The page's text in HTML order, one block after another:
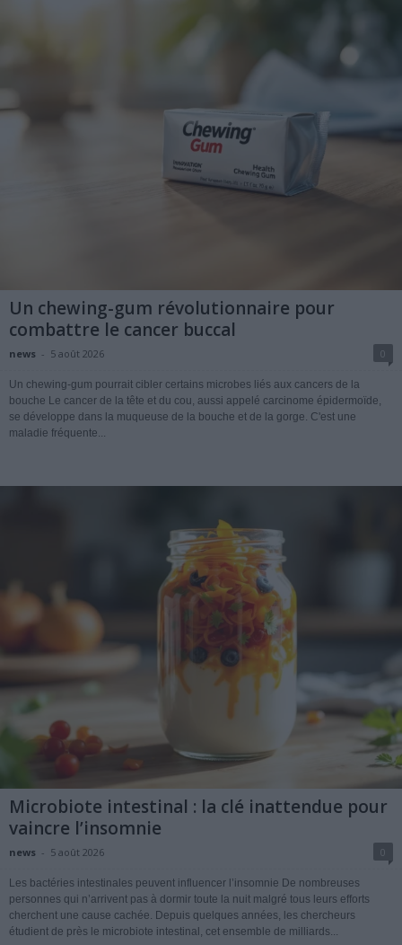
Un chewing-gum révolutionnaire pour
combattre le cancer buccal
news - 5 août 2026 0
Un chewing-gum pourrait cibler certains microbes liés aux cancers de la
bouche Le cancer de la tête et du cou, aussi appelé carcinome épidermoïde,
se développe dans la muqueuse de la bouche et de la gorge. C'est une
maladie fréquente...
Microbiote intestinal : la clé inattendue pour
vaincre l’insomnie
news - 5 août 2026 0
Les bactéries intestinales peuvent influencer l’insomnie De nombreuses
personnes qui n’arrivent pas à dormir toute la nuit malgré tous leurs efforts
cherchent une cause cachée. Depuis quelques années, les chercheurs
étudient de près le microbiote intestinal, cet ensemble de milliards...